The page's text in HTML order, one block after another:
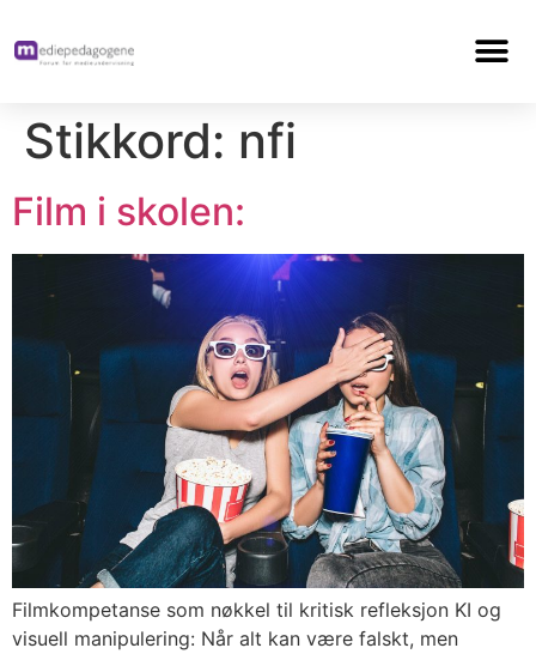
Stikkord: nfi
Film i skolen:
Filmkompetanse som nøkkel til kritisk refleksjon KI og
visuell manipulering: Når alt kan være falskt, men